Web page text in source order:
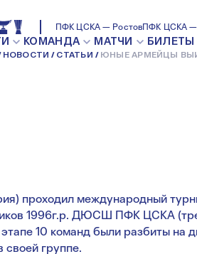
ПФК ЦСКА — РостовПФК ЦСКА —
КОМАНДА МАТЧИ БИЛЕТЫ
НОВОСТИ СТАТЬИ ЮНЫЕ АРМЕЙЦЫ
проходил международный
1996г.р. ДЮСШ ПФК ЦСКА
10 команд были разбиты на
группе.